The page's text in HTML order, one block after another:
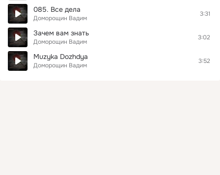
085. Все дела
Доморощин Вадим
3:31
Зачем вам знать
Доморощин Вадим
3:02
Muzyka Dozhdya
Доморощин Вадим
3:52